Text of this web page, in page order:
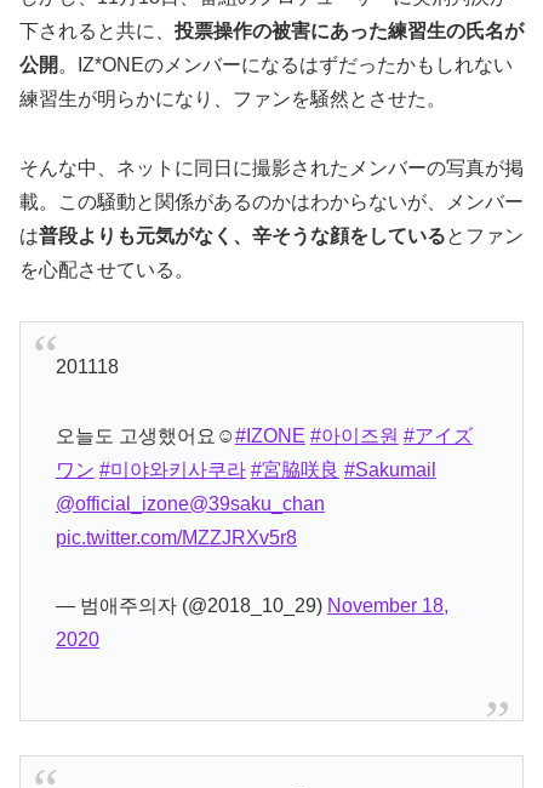
下されると共に、 投票操作の被害にあった練習生の氏名が
公開 。IZ*ONEのメンバーになるはずだったかもしれない
練習生が明らかになり、ファンを騒然とさせた。
そんな中、ネットに同日に撮影されたメンバーの写真が掲
載。この騒動と関係があるのかはわからないが、メンバー
は普段よりも元気がなく、辛そうな顔をしているとファン
を心配させている。
201118
오늘도 고생했어요☺️#IZONE #아이즈원 #アイズ
ワン #미야와키사쿠라 #宮脇咲良 #Sakumail
@official_izone@39saku_chan
pic.twitter.com/MZZJRXv5r8
— 범애주의자 (@2018_10_29) November 18,
2020